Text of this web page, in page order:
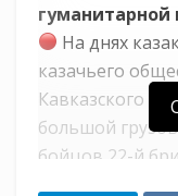
На днях
казачьего
Кавказского
большой
бойцов 22-й